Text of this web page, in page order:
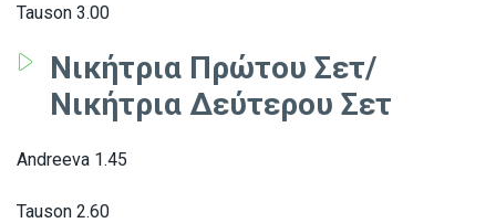
Tauson 3.00
Νικήτρια Πρώτου Σετ/
Νικήτρια Δεύτερου Σετ
Andreeva 1.45
Tauson 2.60